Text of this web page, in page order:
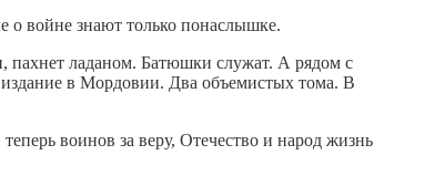
о войне знают только понаслышке.
пахнет ладаном. Батюшки служат. А рядом с
в Мордовии. Два объемистых тома. В
воинов за веру, Отечество и народ жизнь